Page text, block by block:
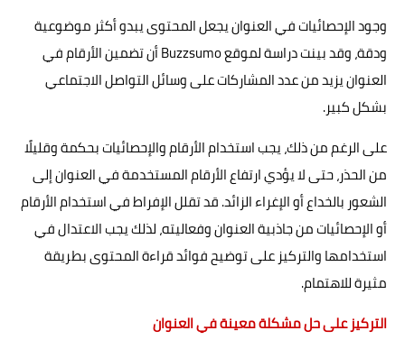
وجود الإحصائيات في العنوان يجعل المحتوى يبدو أكثر موضوعية
ودقة، وقد بينت دراسة لموقع Buzzsumo أن تضمين الأرقام في
العنوان يزيد من عدد المشاركات على وسائل التواصل الاجتماعي
بشكل كبير.
على الرغم من ذلك، يجب استخدام الأرقام والإحصائيات بحكمة وقليلًا
من الحذر، حتى لا يؤدي ارتفاع الأرقام المستخدمة في العنوان إلى
الشعور بالخداع أو الإغراء الزائد. قد تقلل الإفراط في استخدام الأرقام
أو الإحصائيات من جاذبية العنوان وفعاليته، لذلك يجب الاعتدال في
استخدامها والتركيز على توضيح فوائد قراءة المحتوى بطريقة
مثيرة للاهتمام.
التركيز على حل مشكلة معينة في العنوان